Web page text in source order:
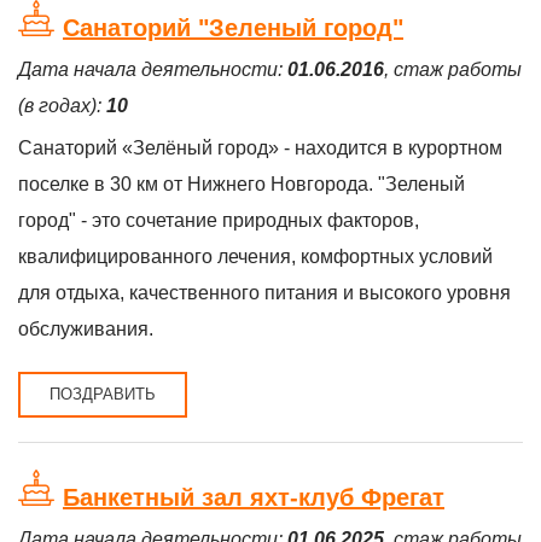
Санаторий "Зеленый город"
Дата начала деятельности: 01.06.2016, стаж работы
(в годах): 10
Санаторий «Зелёный город» - находится в курортном
поселке в 30 км от Нижнего Новгорода. "Зеленый
город" - это сочетание природных факторов,
квалифицированного лечения, комфортных условий
для отдыха, качественного питания и высокого уровня
обслуживания.
ПОЗДРАВИТЬ
Банкетный зал яхт-клуб Фрегат